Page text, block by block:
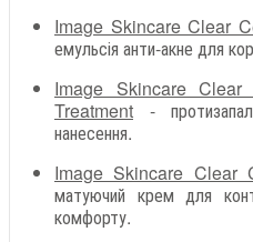
Image Skincare Clear
емульсія анти-акне для
Image Skincare
Treatment -
нанесення.
Image Skincare Clear
матуючий крем для
комфорту.